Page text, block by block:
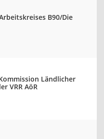
B90/Die
Ländlicher
VRR AöR